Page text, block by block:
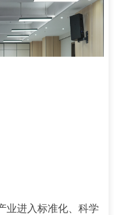
业进入标准化、科学